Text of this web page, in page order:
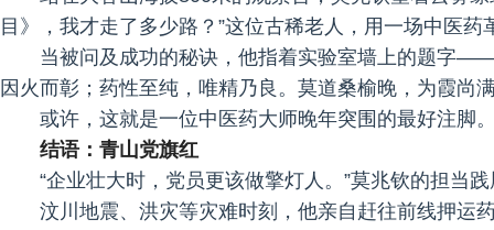
目》，我才走了多少路？”这位古稀老人，用一场中医
当被问及成功的秘诀，他指着实验室墙上的题字
因火而彰；药性至纯，唯精乃良。莫道桑榆晚，为霞尚
或许，这就是一位中医药大师晚年突围的最好注脚
结语：青山党旗红
“企业壮大时，党员更该做擎灯人。”莫兆钦的担当
汶川地震、洪灾等灾难时刻，他亲自赶往前线押运